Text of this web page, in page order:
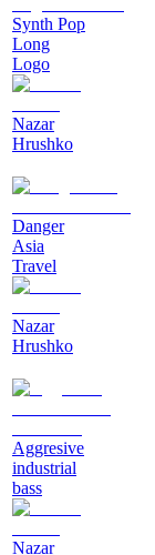
Synth Pop
Long
Logo
Nazar
Hrushko
Danger
Asia
Travel
Nazar
Hrushko
Aggresive
industrial
bass
Nazar